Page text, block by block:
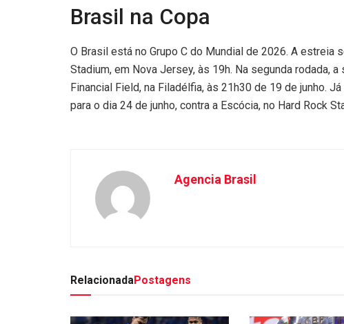
Brasil na Copa
O Brasil está no Grupo C do Mundial de 2026. A estreia
Stadium, em Nova Jersey, às 19h. Na segunda rodada,
Financial Field, na Filadélfia, às 21h30 de 19 de junho.
para o dia 24 de junho, contra a Escócia, no Hard Rock
Agencia Brasil
RelacionadaPostagens